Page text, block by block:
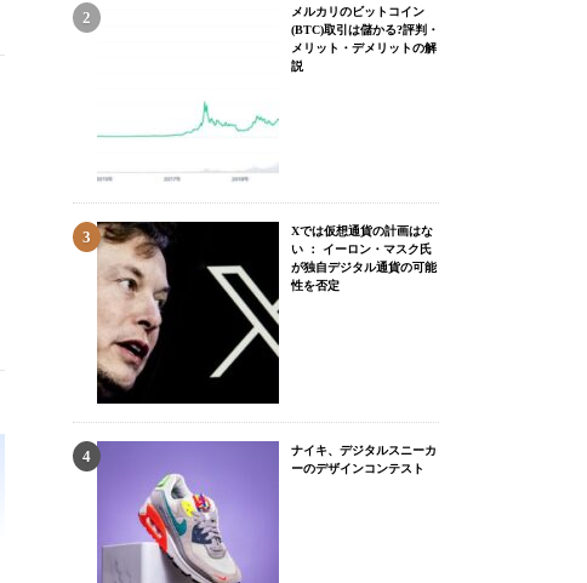
メルカリのビットコイン
(BTC)取引は儲かる?評判・
メリット・デメリットの解
説
Xでは仮想通貨の計画はな
い ： イーロン・マスク氏
が独自デジタル通貨の可能
性を否定
ナイキ、デジタルスニーカ
ーのデザインコンテスト